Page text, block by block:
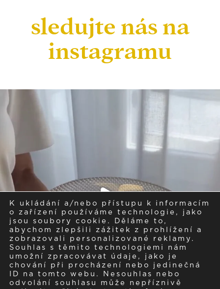
sledujte nás na
instagramu
K ukládání a/nebo přístupu k informacím
o zařízení používáme technologie, jako
jsou soubory cookie. Děláme to,
abychom zlepšili zážitek z prohlížení a
zobrazovali personalizované reklamy.
Souhlas s těmito technologiemi nám
umožní zpracovávat údaje, jako je
chování při procházení nebo jedinečná
ID na tomto webu. Nesouhlas nebo
odvolání souhlasu může nepříznivě